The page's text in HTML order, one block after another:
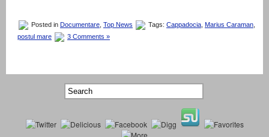
Posted in Documentare Top News Tags: Cappadocia Marius Caraman
postul mare
3 Comments »